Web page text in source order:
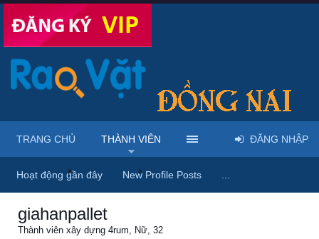
Trang chủ Thành viên giahanpallet
giahanpallet
Thành viên xây dựng 4rum, Nữ, 32
TRANG CHỦ THÀNH VIÊN
Hoạt động gần đây New Profile Posts
ĐĂNG NHẬP